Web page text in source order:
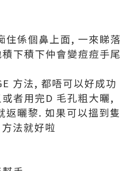
住係個鼻上面, 一來睇落
下積下仲會變痘痘手尾
方法, 都唔可以好成功
者用完D 毛孔粗大曬,
返曬黎. 如果可以搵到隻
法就好啦